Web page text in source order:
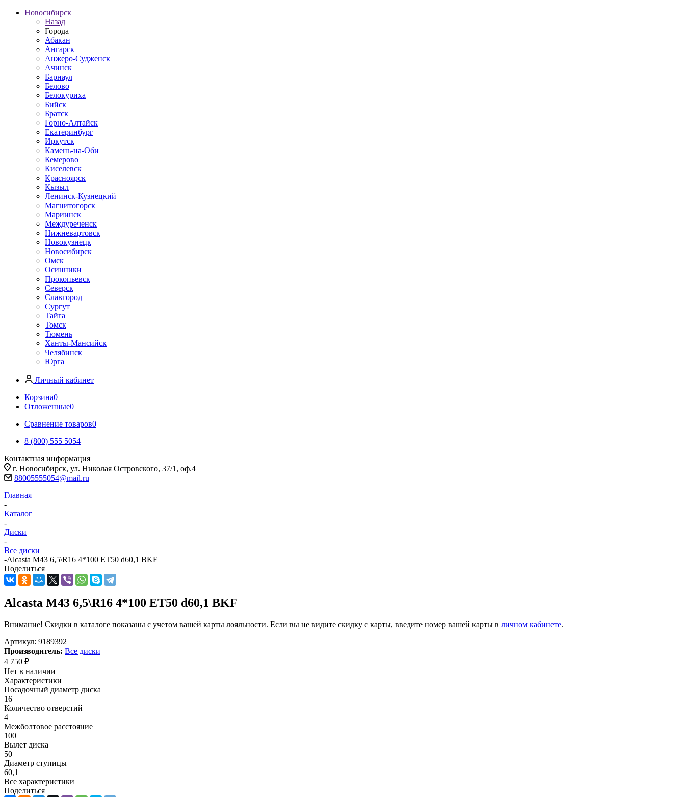
Новосибирск
Назад
Города
Абакан
Ангарск
Анжеро-Судженск
Ачинск
Барнаул
Белово
Белокуриха
Бийск
Братск
Горно-Алтайск
Екатеринбург
Иркутск
Камень-на-Оби
Кемерово
Киселевск
Красноярск
Кызыл
Ленинск-Кузнецкий
Магнитогорск
Мариинск
Междуреченск
Нижневартовск
Новокузнецк
Новосибирск
Омск
Осинники
Прокопьевск
Северск
Славгород
Сургут
Тайга
Томск
Тюмень
Ханты-Мансийск
Челябинск
Юрга
Личный кабинет
Корзина0
Отложенные0
Сравнение товаров0
8 (800) 555 5054
Контактная информация
г. Новосибирск, ул. Николая Островского, 37/1, оф.4
88005555054@mail.ru
Главная
-
Каталог
-
Диски
-
Все диски
-Alcasta M43 6,5\R16 4*100 ET50 d60,1 BKF
Поделиться
Alcasta M43 6,5\R16 4*100 ET50 d60,1 BKF
Внимание! Скидки в каталоге показаны с учетом вашей карты лояльности. Если вы не видите скидку с карты, введите номер вашей карты в личном кабинете.
Артикул: 9189392
Производитель: Все диски
4 750 ₽
Нет в наличии
Характеристики
Посадочный диаметр диска
16
Количество отверстий
4
Межболтовое расстояние
100
Вылет диска
50
Диаметр ступицы
60,1
Все характеристики
Поделиться